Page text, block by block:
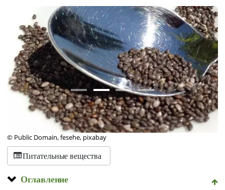
© Public Domain, fesehe, pixabay
Питательные вещества
Оглавление